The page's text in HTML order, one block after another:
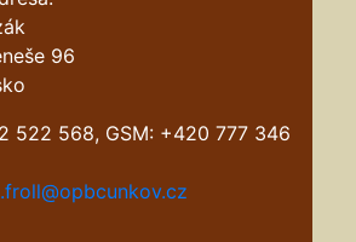
96
522 568, GSM: +420 777 346